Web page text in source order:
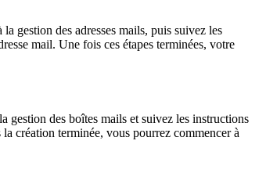
gestion des adresses mails, puis suivez les
mail. Une fois ces étapes terminées, votre
gestion des boîtes mails et suivez les instructions
création terminée, vous pourrez commencer à